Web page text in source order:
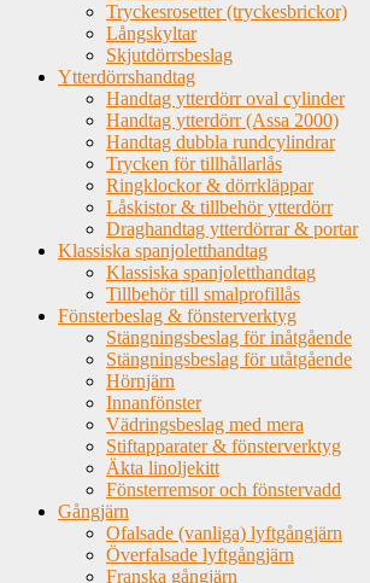
Tryckesrosetter (tryckesbrickor)
Långskyltar
Skjutdörrsbeslag
Ytterdörrshandtag
Handtag ytterdörr oval cylinder
Handtag ytterdörr (Assa 2000)
Handtag dubbla rundcylindrar
Trycken för tillhållarlås
Ringklockor & dörrkläppar
Låskistor & tillbehör ytterdörr
Draghandtag ytterdörrar & portar
Klassiska spanjoletthandtag
Klassiska spanjoletthandtag
Tillbehör till smalprofillås
Fönsterbeslag & fönsterverktyg
Stängningsbeslag för inåtgående
Stängningsbeslag för utåtgående
Hörnjärn
Innanfönster
Vädringsbeslag med mera
Stiftapparater & fönsterverktyg
Äkta linoljekitt
Fönsterremsor och fönstervadd
Gångjärn
Ofalsade (vanliga) lyftgångjärn
Överfalsade lyftgångjärn
Franska gångjärn